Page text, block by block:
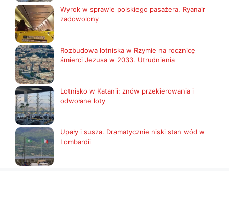
Wyrok w sprawie polskiego pasażera. Ryanair
zadowolony
Rozbudowa lotniska w Rzymie na rocznicę
śmierci Jezusa w 2033. Utrudnienia
Lotnisko w Katanii: znów przekierowania i
odwołane loty
Upały i susza. Dramatycznie niski stan wód w
Lombardii